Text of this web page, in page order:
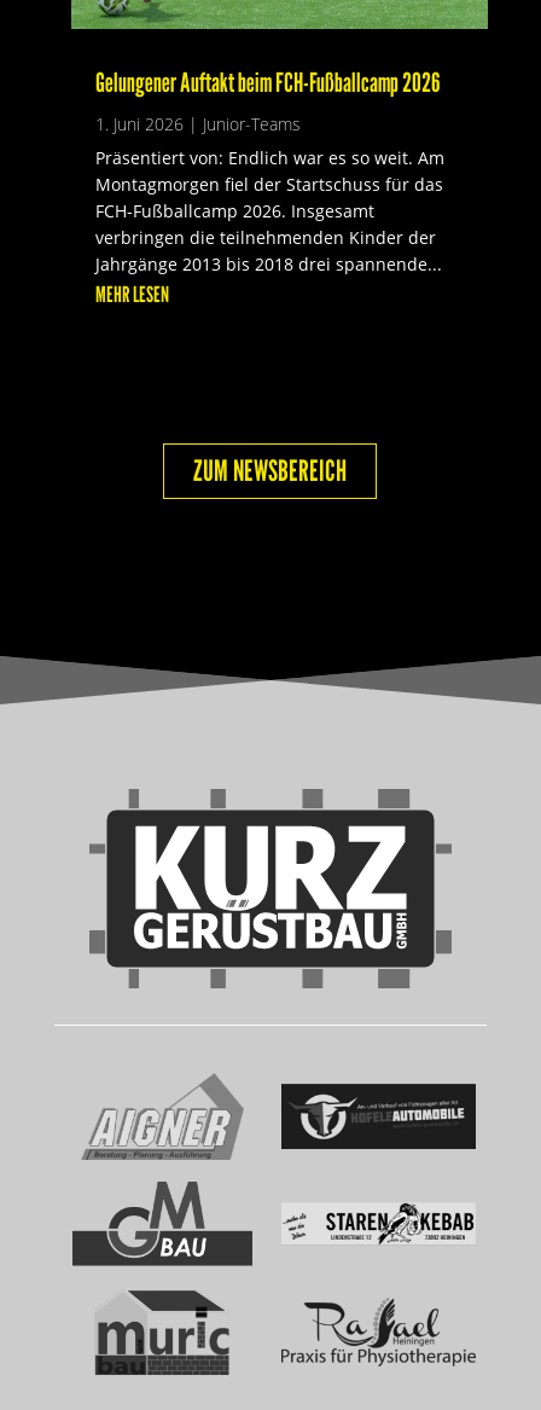
Gelungener Auftakt beim FCH-Fußballcamp 2026
1. Juni 2026| Junior-Teams
Präsentiert von: Endlich war es so weit. Am
Montagmorgen fiel der Startschuss für das
FCH-Fußballcamp 2026. Insgesamt
verbringen die teilnehmenden Kinder der
Jahrgänge 2013 bis 2018 drei spannende...
MEHR LESEN
ZUM NEWSBEREICH